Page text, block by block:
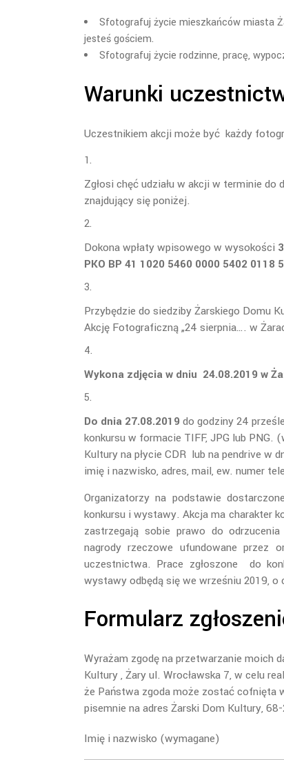
Sfotografuj życie mieszkańców miasta
jesteś gościem.
Sfotografuj życie rodzinne, pracę,
Warunki
Uczestnikiem akcji może być każdy
Zgłosi chęć udziału w akcji w terminie
znajdujący się poniżej.
Dokona wpłaty wpisowego w wysokości
PKO BP 41 1020 5460 0000 5402 0118
Przybędzie do siedziby Żarskiego Domu
Akcję Fotograficzną „24 sierpnia…. w
Wykona zdjęcia w dniu 24.08.2019 w
Do dnia 27.08.2019do godziny 24
konkursu w formacie TIFF, JPG lub
Kultury na płycie CDR lub na pendrive w
imię i nazwisko, adres, mail, ew. numer
Organizatorzy na podstawie
konkursu i wystawy. Akcja ma charakter
zastrzegają sobie prawo do
nagrody rzeczowe ufundowane przez
uczestnictwa. Prace zgłoszone do
wystawy odbędą się we wrześniu 2019,
Formularz
Wyrażam zgodę na przetwarzanie moich
Kultury , Żary ul. Wrocławska 7, w celu
że Państwa zgoda może zostać cofnięta
pisemnie na adres Żarski Dom Kultury,
Imię i nazwisko (wymagane)